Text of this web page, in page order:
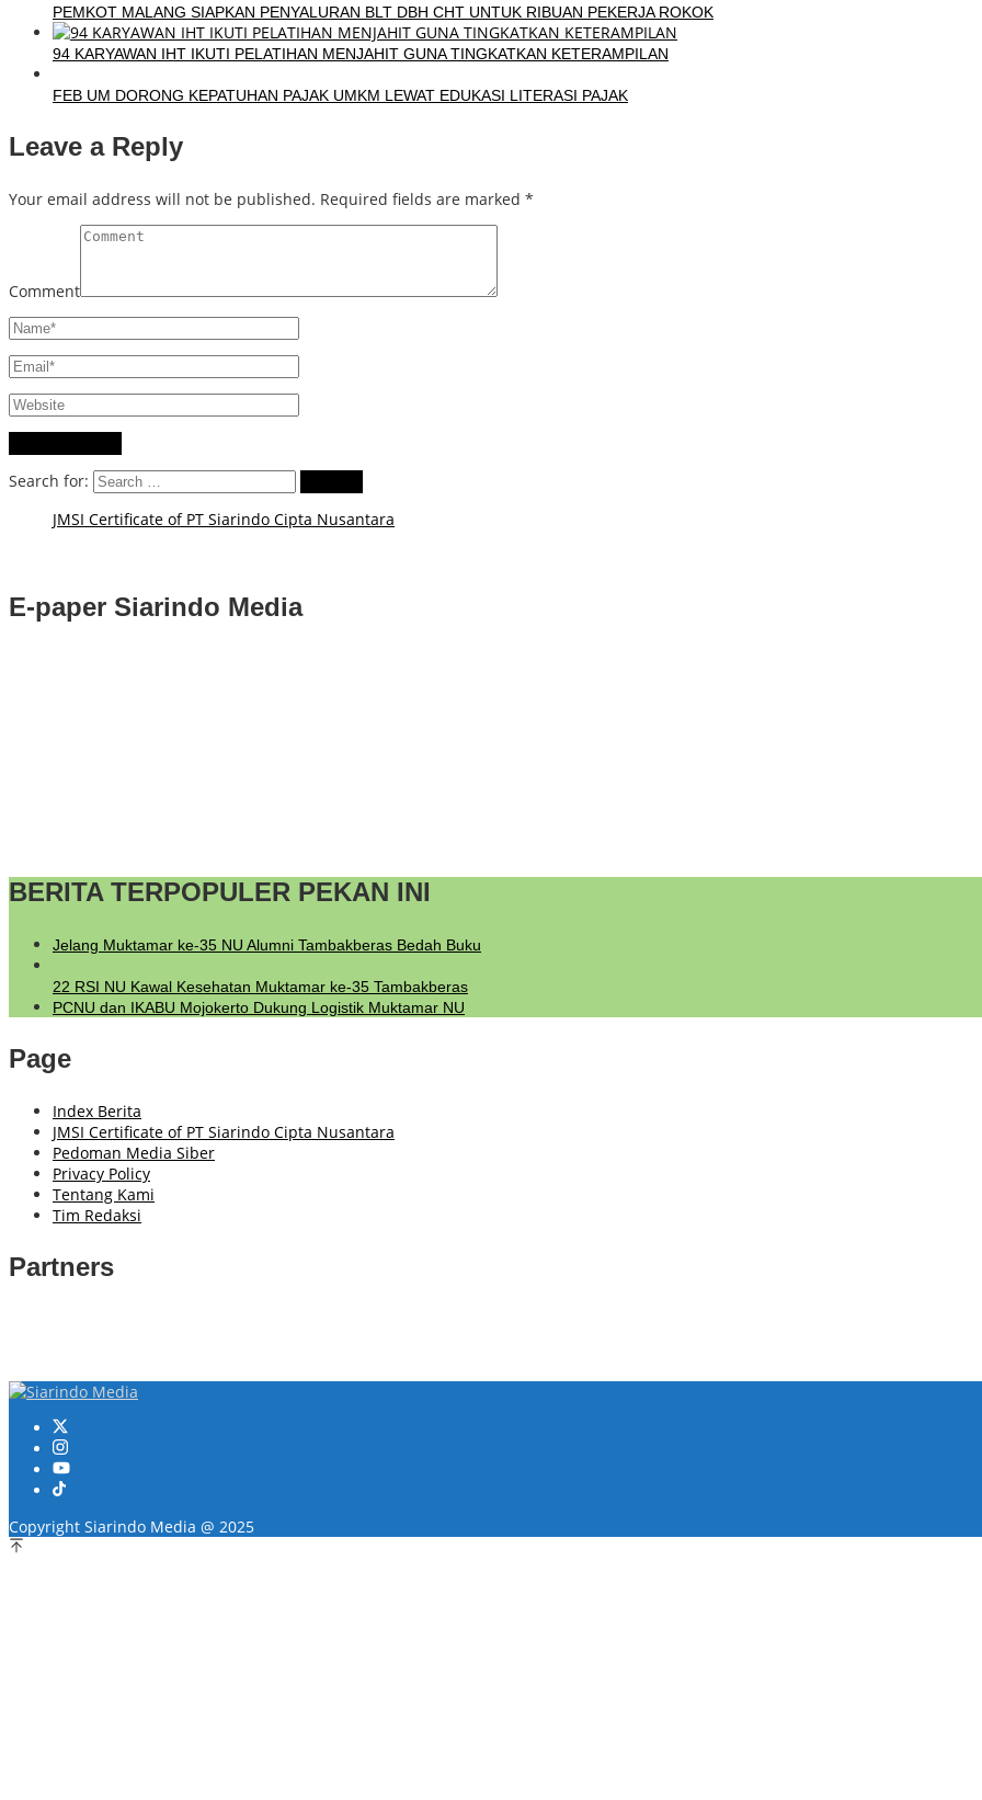
PEMKOT MALANG SIAPKAN PENYALURAN BLT DBH CHT UNTUK RIBUAN PEKERJA ROKOK
94 KARYAWAN IHT IKUTI PELATIHAN MENJAHIT GUNA TINGKATKAN KETERAMPILAN
FEB UM DORONG KEPATUHAN PAJAK UMKM LEWAT EDUKASI LITERASI PAJAK
Leave a Reply
Your email address will not be published. Required fields are marked *
Comment
Search for:
JMSI Certificate of PT Siarindo Cipta Nusantara
E-paper Siarindo Media
BERITA TERPOPULER PEKAN INI
Jelang Muktamar ke-35 NU Alumni Tambakberas Bedah Buku
22 RSI NU Kawal Kesehatan Muktamar ke-35 Tambakberas
PCNU dan IKABU Mojokerto Dukung Logistik Muktamar NU
Page
Index Berita
JMSI Certificate of PT Siarindo Cipta Nusantara
Pedoman Media Siber
Privacy Policy
Tentang Kami
Tim Redaksi
Partners
Copyright Siarindo Media @ 2025